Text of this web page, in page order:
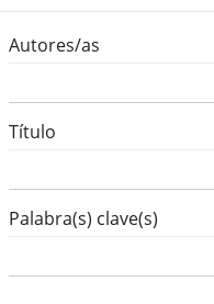
Autores/as
Título
Palabra(s) clave(s)